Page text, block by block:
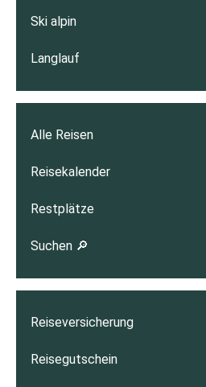
Ski alpin
Langlauf
Alle Reisen
Reisekalender
Restplätze
Suchen 🔎
Reiseversicherung
Reisegutschein